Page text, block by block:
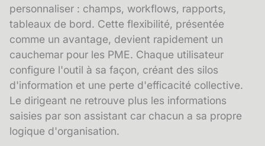
personnaliser : champs, workflows, rapports,
tableaux de bord. Cette flexibilité, présentée
comme un avantage, devient rapidement un
cauchemar pour les PME. Chaque utilisateur
configure l'outil à sa façon, créant des silos
d'information et une perte d'efficacité collective.
Le dirigeant ne retrouve plus les informations
saisies par son assistant car chacun a sa propre
logique d'organisation.